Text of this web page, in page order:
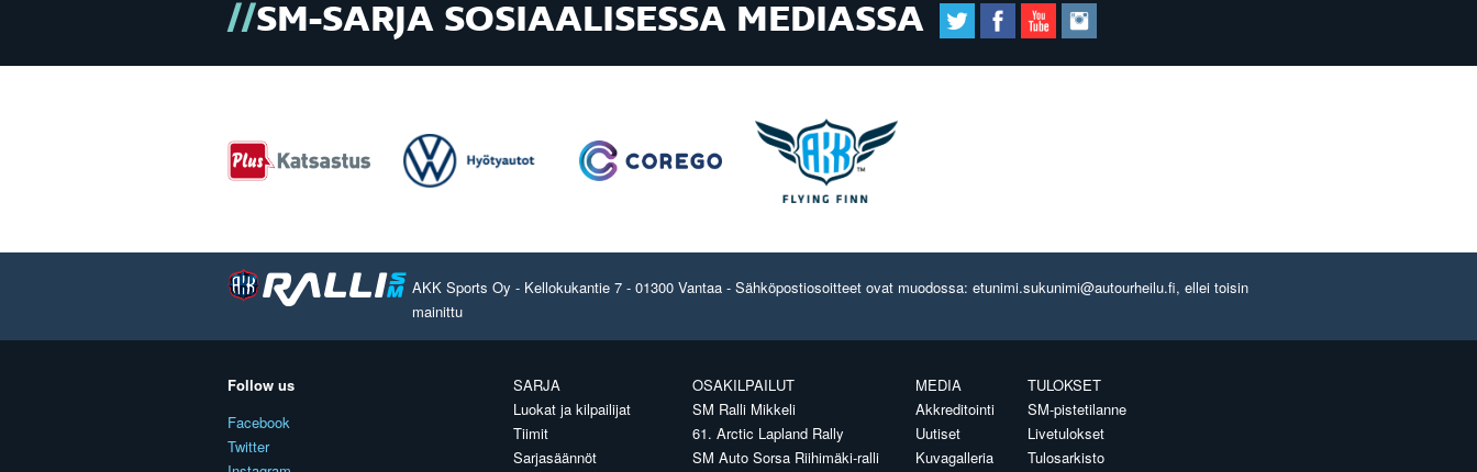
SM-SARJA SOSIAALISESSA MEDIASSA
AKK Sports Oy - Kellokukantie 7 - 01300 Vantaa - Sähköpostiosoitteet ovat muodossa: etunimi.sukunimi@autourheilu.fi, ellei toisin
mainittu
Follow us
Facebook
Twitter
SARJA
Luokat ja kilpailijat
Tiimit
Sarjasäännöt
OSAKILPAILUT
SM Ralli Mikkeli
61. Arctic Lapland Rally
SM Auto Sorsa Riihimäki-ralli
MEDIA
Akkreditointi
Uutiset
Kuvagalleria
TULOKSET
SM-pistetilanne
Livetulokset
Tulosarkisto